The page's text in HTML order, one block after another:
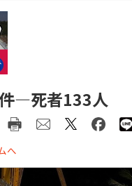
―死者133人
へ